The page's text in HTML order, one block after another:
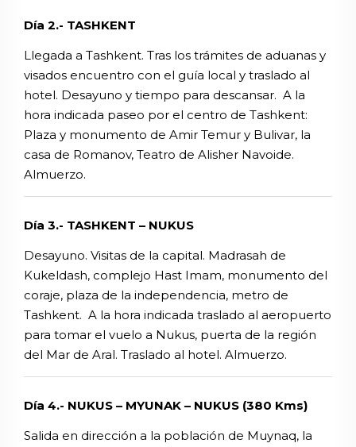
Día 2.- TASHKENT
Llegada a Tashkent. Tras los trámites de aduanas y
visados encuentro con el guía local y traslado al
hotel. Desayuno y tiempo para descansar. A la
hora indicada paseo por el centro de Tashkent:
Plaza y monumento de Amir Temur y Bulivar, la
casa de Romanov, Teatro de Alisher Navoide.
Almuerzo.
Día 3.- TASHKENT – NUKUS
Desayuno. Visitas de la capital. Madrasah de
Kukeldash, complejo Hast Imam, monumento del
coraje, plaza de la independencia, metro de
Tashkent. A la hora indicada traslado al aeropuerto
para tomar el vuelo a Nukus, puerta de la región
del Mar de Aral. Traslado al hotel. Almuerzo.
Día 4.- NUKUS – MYUNAK – NUKUS (380 Kms)
Salida en dirección a la población de Muynaq, la